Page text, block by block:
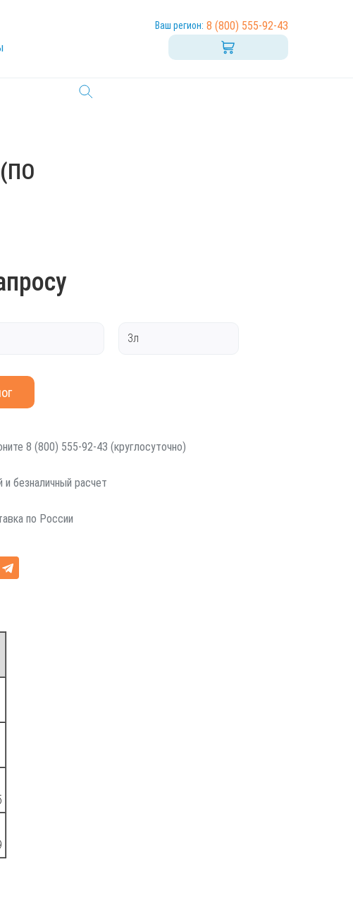
Ваш регион: 8 (800) 555-92-43
3л
8 (800) 555-92-43 (круглосуточно)
и безналичный расчет
по России